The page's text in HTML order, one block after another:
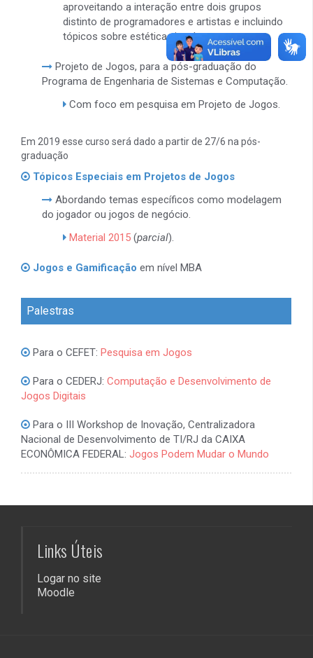
aproveitando a interação entre dois grupos
distinto de programadores e artistas e incluindo
tópicos sobre estética visual.
Projeto de Jogos, para a pós-graduação do
Programa de Engenharia de Sistemas e Computação.
Com foco em pesquisa em Projeto de Jogos.
Em 2019 esse curso será dado a partir de 27/6 na pós-
graduação
Tópicos Especiais em Projetos de Jogos
Abordando temas específicos como modelagem
do jogador ou jogos de negócio.
Material 2015 (parcial).
Jogos e Gamificação em nível MBA
Palestras
Para o CEFET: Pesquisa em Jogos
Para o CEDERJ: Computação e Desenvolvimento de
Jogos Digitais
Para o III Workshop de Inovação, Centralizadora
Nacional de Desenvolvimento de TI/RJ da CAIXA
ECONÔMICA FEDERAL: Jogos Podem Mudar o Mundo
Links Úteis
Logar no site
Moodle